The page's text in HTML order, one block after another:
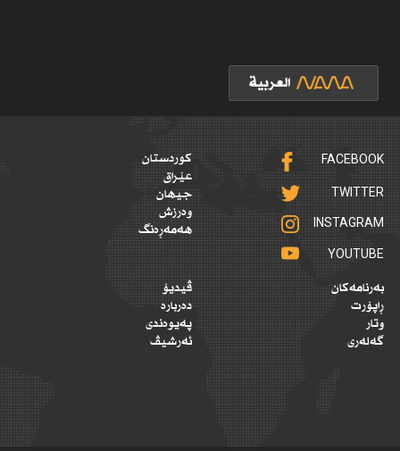
FACEBOOK
TWITTER
INSTAGRAM
YOUTUBE
کوردستان
عێراق
جیهان
وەرزش
هەمەڕەنگ
بەرنامەکان
ڕاپۆرت
وتار
گەلەری
ڤیدیۆ
دەربارە
پەیوەندی
ئەرشیڤ